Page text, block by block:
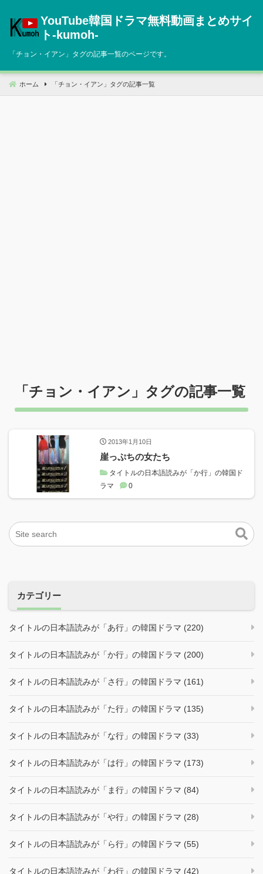
へ
動
YouTube韓国ドラマ無料動画まとめサイ
ト‐kumoh‐
「チョン・イアン 」タグの記事一覧のページです。
ホーム 「 チョン・イアン 」タグの記事一覧
「チョン・イアン 」タグの記事一覧
2013年1月10日
崖っぷちの女たち
タイトルの日本語読みが「か行」の韓国ド
ラマ
0
カテゴリー
タイトルの日本語読みが「あ行」の韓国ドラマ (220)
タイトルの日本語読みが「か行」の韓国ドラマ (200)
タイトルの日本語読みが「さ行」の韓国ドラマ (161)
タイトルの日本語読みが「た行」の韓国ドラマ (135)
タイトルの日本語読みが「な行」の韓国ドラマ (33)
タイトルの日本語読みが「は行」の韓国ドラマ (173)
タイトルの日本語読みが「ま行」の韓国ドラマ (84)
タイトルの日本語読みが「や行」の韓国ドラマ (28)
タイトルの日本語読みが「ら行」の韓国ドラマ (55)
タイトルの日本語読みが「わ行」の韓国ドラマ (42)